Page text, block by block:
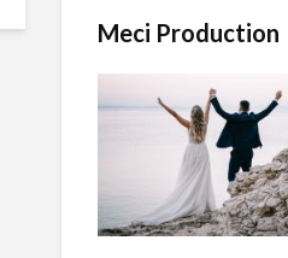
Meci Production